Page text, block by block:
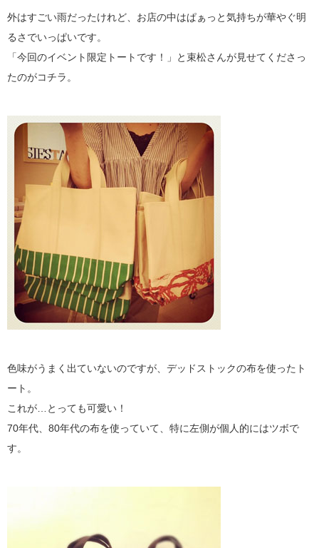
外はすごい雨だったけれど、お店の中はぱぁっと気持ちが華やぐ明
るさでいっぱいです。
「今回のイベント限定トートです！」と束松さんが見せてくださっ
たのがコチラ。
色味がうまく出ていないのですが、デッドストックの布を使ったト
ート。
これが…とっても可愛い！
70年代、80年代の布を使っていて、特に左側が個人的にはツボで
す。